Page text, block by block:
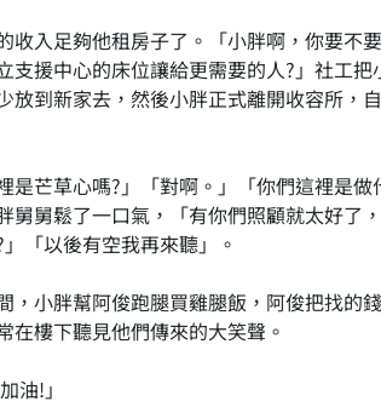
入足夠他租房子了。「小胖啊，你要不
援中心的床位讓給更需要的人?」社工把
放到新家去，然後小胖正式離開收容所，
芒草心嗎?」「對啊。」「你們這裡是做
舅舅鬆了一口氣，「有你們照顧就太好了
「以後有空我再來聽」。
小胖幫阿俊跑腿買雞腿飯，阿俊把找的
樓下聽見他們傳來的大笑聲。
油!」